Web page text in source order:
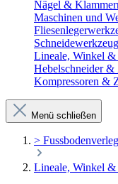
Nägel &
Maschinen und
Lineale, Winkel &
Hebelschneider &
Kompressoren &
Menü schließen
>
Lineale, Winkel &